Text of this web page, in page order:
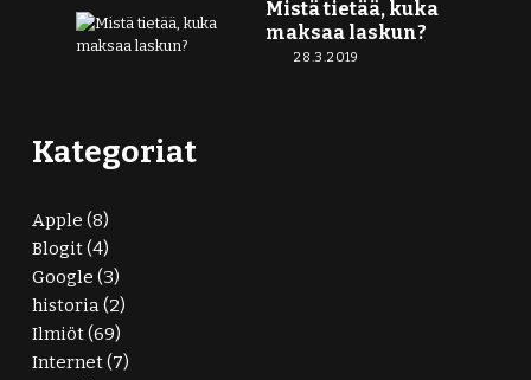
Mistä tietää, kuka
maksaa laskun?
28.3.2019
Kategoriat
Apple (8)
Blogit(4)
Google (3)
historia(2)
Ilmiöt(69)
Internet(7)